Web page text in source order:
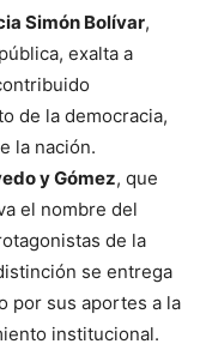
Simón Bolívar,
exalta a
de la democracia,
la nación.
y Gómez, que
el nombre del
de la
se entrega
por sus aportes a la
institucional.